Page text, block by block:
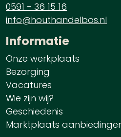
0591 - 36 15 16
info@houthandelbos.nl
Informatie
Onze werkplaats
Bezorging
Vacatures
Wie zijn wij?
Geschiedenis
Marktplaats